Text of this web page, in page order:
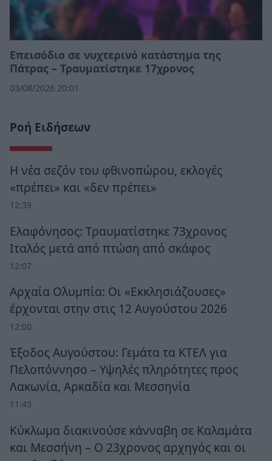
Επεισόδιο σε νυχτερινό κατάστημα της
Πάτρας – Τραυματίστηκε 17χρονος
03/08/2026 20:01
Ροή Ειδήσεων
Η νέα σεζόν του φθινοπώρου, εκλογές
«πρέπει» και «δεν πρέπει»
12:39
Ελαφόνησος: Τραυματίστηκε 73χρονος
Ιταλός μετά από πτώση από σκάφος
12:07
Αρχαία Ολυμπία: Οι «Εκκλησιάζουσες»
έρχονται στην στις 12 Αυγούστου 2026
12:00
Έξοδος Αυγούστου: Γεμάτα τα ΚΤΕΛ για
Πελοπόννησο – Υψηλές πληρότητες προς
Λακωνία, Αρκαδία και Μεσσηνία
11:43
Κύκλωμα διακινούσε κάνναβη σε Καλαμάτα
και Μεσσήνη – Ο 23χρονος αρχηγός και οι